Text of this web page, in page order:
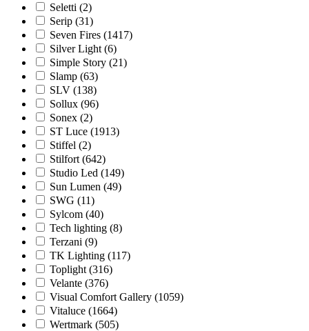
Seletti (2)
Serip (31)
Seven Fires (1417)
Silver Light (6)
Simple Story (21)
Slamp (63)
SLV (138)
Sollux (96)
Sonex (2)
ST Luce (1913)
Stiffel (2)
Stilfort (642)
Studio Led (149)
Sun Lumen (49)
SWG (11)
Sylcom (40)
Tech lighting (8)
Terzani (9)
TK Lighting (117)
Toplight (316)
Velante (376)
Visual Comfort Gallery (1059)
Vitaluce (1664)
Wertmark (505)